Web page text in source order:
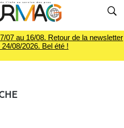
07 au 16/08. Retour de la newsletter
08/2026. Bel été !